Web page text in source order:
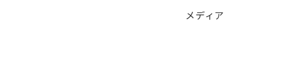
メディア